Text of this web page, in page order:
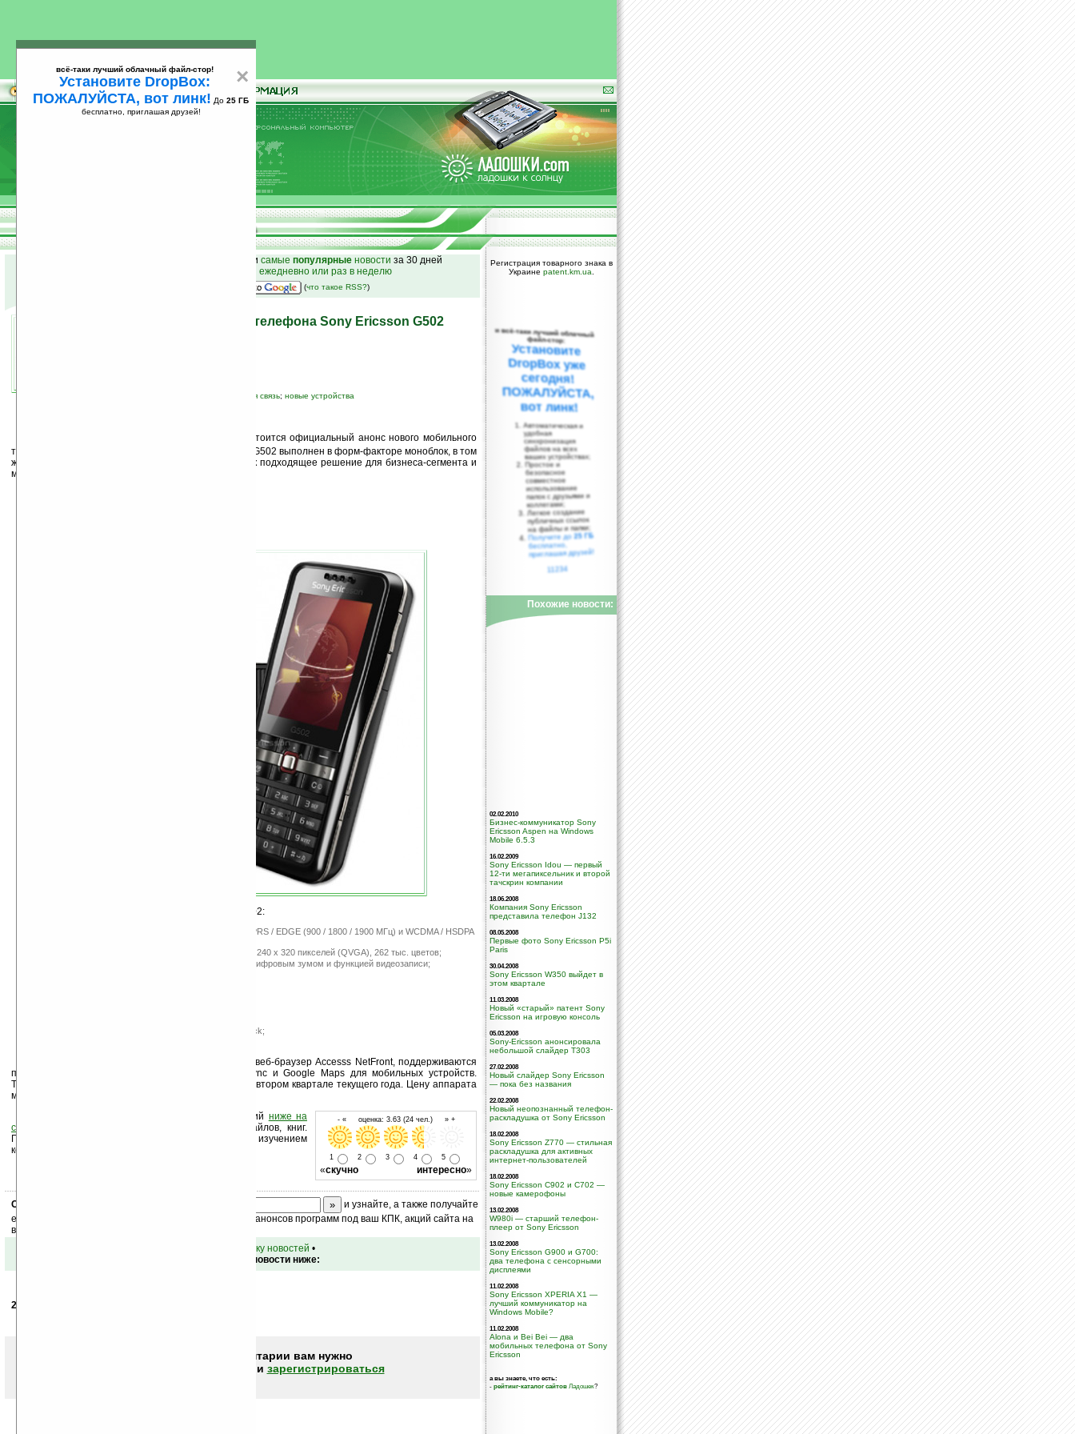
25
и самые популярные новости за 30 дней
на email ежедневно или раз в неделю
(что такое RSS?)
Ждем завтрашний анонс телефона Sony Ericsson G502
мобильная связь; новые устройства
, завтра состоится официальный анонс нового мобильного
телефона Sony Ericsson G502 (кодовое имя Emelie). G502 выполнен в форм-факторе моноблок, в том
же стиле, что и модель K530, и позиционируется как подходящее решение для бизнеса-сегмента и
молодежи.
Технические характеристики Sony Ericsson G502:
поддержка трехдиапазонных сетей GSM / GPRS / EDGE (900 / 1800 / 1900 МГц) и WCDMA / HSDPA
двухдюймовый TFT-дисплей с разрешением 240 x 320 пикселей (QVGA), 262 тыс. цветов;
двухмегапиксельная камера с 4-х кратным цифровым зумом и функцией видеозаписи;
цвет корпуса: Brilliant Hazel и Champagne Black;
Известно так же, что в телефоне установлен веб-браузер Accesss NetFront, поддерживаются
программные продукты Microsoft Exchange Activesync и Google Maps для мобильных устройств.
Телефон Sony Ericsson G502 поступит в продажу во втором квартале текущего года. Цену аппарата
мы, очевидно, узнаем завтра.
- « оценка: 3.63 (24 чел.) » +
1 2 3 4 5
«скучно интересно»
Оцените новость и оставьте свой комментарий ниже на
странице
на рассылку новостей, файлов, книг.
Поддержите Ладошки своей посещаемостью, изучением
коммерческой информации, ссылками.
Скоро
и узнайте, а также получайте
ежедневный или еженедельный дайджест новостей, анонсов программ под ваш КПК, акций сайта на
ваш почтовый ящик.
вернуться к списку новостей •
Обсуждение этой новости ниже:
29.04.2008
Чтобы писать комментарии вам нужно
или зарегистрироваться
Регистрация товарного знака в
Украине patent.km.ua
×
всё-таки лучший облачный файл-стор!
Установите DropBox:
ПОЖАЛУЙСТА, вот линк! До 25 ГБ
бесплатно, приглашая друзей!
и всё-таки лучший облачный
файл-стор:
Установите
DropBox уже
сегодня!
ПОЖАЛУЙСТА,
вот линк!
Автоматическая и
удобная
синхронизация
файлов на всех
ваших устройствах;
Простое и
безопасное
совместное
использование
папок с друзьями и
коллегами;
Легкое создание
публичных ссылок
на файлы и папки;
Получите до25 ГБ
бесплатно,
приглашая друзей!
11234
Похожие новости:
02.02.2010
Бизнес-коммуникатор Sony
Ericsson Aspen на Windows
Mobile 6.5.3
16.02.2009
Sony Ericsson Idou — первый
12-ти мегапиксельник и второй
тачскрин компании
18.06.2008
Компания Sony Ericsson
представила телефон J132
08.05.2008
Первые фото Sony Ericsson P5i
Paris
30.04.2008
Sony Ericsson W350 выйдет в
этом квартале
11.03.2008
Новый «старый» патент Sony
Ericsson на игровую консоль
05.03.2008
Sony-Ericsson анонсировала
небольшой слайдер T303
27.02.2008
Новый слайдер Sony Ericsson
— пока без названия
22.02.2008
Новый неопознанный телефон-
раскладушка от Sony Ericsson
18.02.2008
Sony Ericsson Z770 — стильная
раскладушка для активных
интернет-пользователей
18.02.2008
Sony Ericsson C902 и C702 —
новые камерофоны
13.02.2008
W980i — старший телефон-
плеер от Sony Ericsson
13.02.2008
Sony Ericsson G900 и G700:
два телефона с сенсорными
дисплеями
11.02.2008
Sony Ericsson XPERIA X1 —
лучший коммуникатор на
Windows Mobile?
11.02.2008
Alona и Bei Bei — два
мобильных телефона от Sony
Ericsson
а вы знаете, что есть:
- рейтинг-каталог сайтов Ладошек?